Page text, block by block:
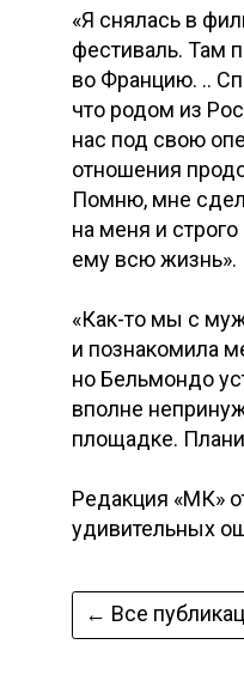
«Я снялась в
фестиваль. Там
во Францию. ..
что родом из
нас под свою
отношения
Помню, мне
на меня и
ему всю жизнь».
«Как-то мы с
и познакомила
но Бельмондо
вполне
площадке.
Редакция «МК»
удивительных
← Все